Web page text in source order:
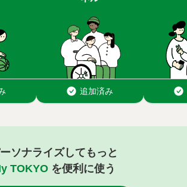
ソナライズしてもっと
TOKYOを便利に使う